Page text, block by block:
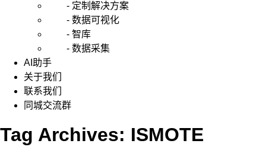
- 定制解决方案
- 数据可视化
- 智库
- 数据采集
AI助手
关于我们
联系我们
同城交流群
Tag Archives: ISMOTE